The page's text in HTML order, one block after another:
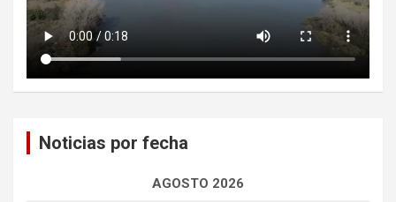
Noticias por fecha
AGOSTO 2026